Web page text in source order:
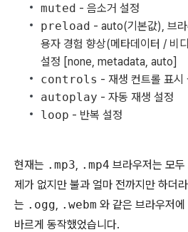
muted - 음소거 설정
preload - auto(기본값), 브
용자 경험 향상(메타데이터 / 비
설정 [none, metadata, auto]
controls - 재생 컨트롤 표시
autoplay - 자동 재생 설정
loop - 반복 설정
현재는 .mp3, .mp4 브라우저는 모
제가 없지만 불과 얼마 전까지만 하더
는 .ogg, .webm 와 같은 브라우저
바르게 동작했었습니다.